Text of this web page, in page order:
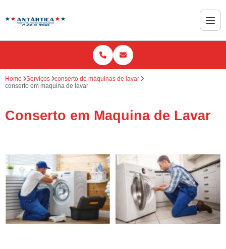
Home Serviços
conserto de máquinas de lavar
conserto em maquina de lavar
Conserto em Maquina de Lavar